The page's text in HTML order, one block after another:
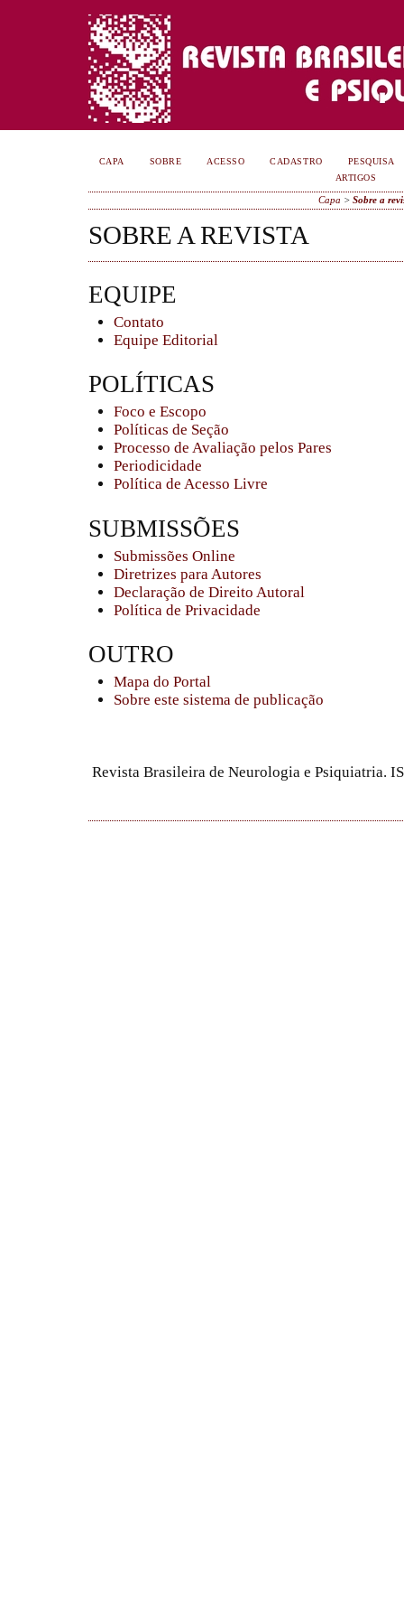
CAPA SOBRE ACESSO CADASTRO
PESQUISA
ARTIGOS
Capa >Sobre a
SOBRE A REVISTA
EQUIPE
Contato
Equipe Editorial
POLÍTICAS
Foco e Escopo
Políticas de Seção
Processo de Avaliação pelos Pares
Periodicidade
Política de Acesso Livre
SUBMISSÕES
Submissões Online
Diretrizes para Autores
Declaração de Direito Autoral
Política de Privacidade
OUTRO
Mapa do Portal
Sobre este sistema de publicação
Revista Brasileira de Neurologia e Psiquiatria.